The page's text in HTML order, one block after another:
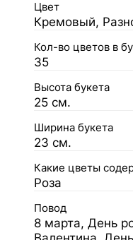
Цвет
Кремовый,
Кол-во цветов в
35
Высота букета
25 см.
Ширина букета
23 см.
Какие цветы
Роза
Повод
8 марта, День